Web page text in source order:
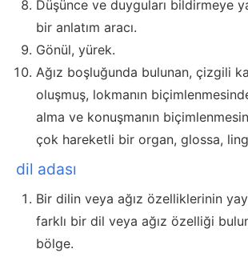
Düşünce ve duyguları bildirmeye
bir anlatım aracı.
Gönül, yürek.
Ağız boşluğunda bulunan, çizgili
oluşmuş, lokmanın
alma ve konuşmanın
çok hareketli bir organ, glossa,
dil adası
Bir dilin veya ağız özelliklerinin
farklı bir dil veya ağız özelliği
bölge.